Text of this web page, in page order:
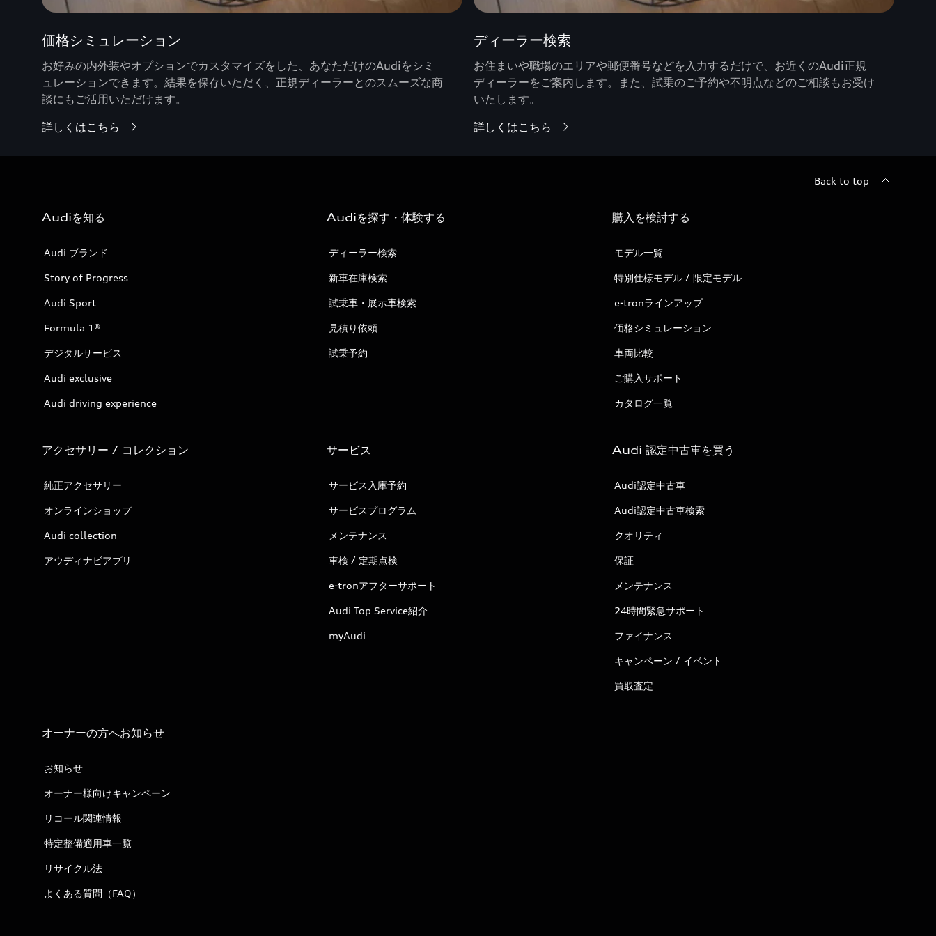
価格シミュレーション
お好みの内外装やオプションでカスタマイズをした、あなただけのAudiをシミ
ュレーションできます。結果を保存いただく、正規ディーラーとのスムーズな商
談にもご活用いただけます。
詳しくはこちら
ディーラー検索
お住まいや職場のエリアや郵便番号などを入力するだけで、お近くのAudi正規
ディーラーをご案内します。また、試乗のご予約や不明点などのご相談もお受け
いたします。
詳しくはこちら
Back to top
Audiを知る
Audi ブランド
Story of Progress
Audi Sport
Formula 1®
デジタルサービス
Audi exclusive
Audi driving experience
Audiを探す・体験する
ディーラー検索
新車在庫検索
試乗車・展示車検索
見積り依頼
試乗予約
購入を検討する
モデル一覧
特別仕様モデル / 限定モデル
e-tronラインアップ
価格シミュレーション
車両比較
ご購入サポート
カタログ一覧
アクセサリー / コレクション
純正アクセサリー
オンラインショップ
Audi collection
アウディナビアプリ
サービス
サービス入庫予約
サービスプログラム
メンテナンス
車検 / 定期点検
e-tronアフターサポート
Audi Top Service紹介
myAudi
Audi 認定中古車を買う
Audi認定中古車
Audi認定中古車検索
クオリティ
保証
メンテナンス
24時間緊急サポート
ファイナンス
キャンペーン / イベント
買取査定
オーナーの方へお知らせ
お知らせ
オーナー様向けキャンペーン
リコール関連情報
特定整備適用車一覧
リサイクル法
よくある質問（FAQ）